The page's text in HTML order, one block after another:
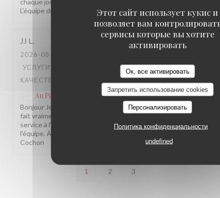
Этот сайт использует кукис и
позволяет вам
сервисы которые вы хотите
активировать
Ок, все активировать
Запретить использование cookies
Персонализировать
Политика конфиденциальности
undefined
chaque jour. Au plaisir de vous revoir bientôt parmi nous !
L'équipe du Au Pied de Cochon
JJ L
2026-08-07
УСЛУГИ
5/5 МЕНЮ: 5/5 ЦЕНА /
КАЧЕСТВО
Au Pied de Cochon
ответил(а) на этот отзыв
Bonjour Jean Jacques, Merci pour cette belle note, ça nous
fait vraiment plaisir ! Savoir que tout a été à la hauteur, du
service à l'assiette, c'est une vraie fierté pour toute
l'équipe. À très bientôt parmi nous ! L'équipe du Au Pied de
Cochon
1 2 3